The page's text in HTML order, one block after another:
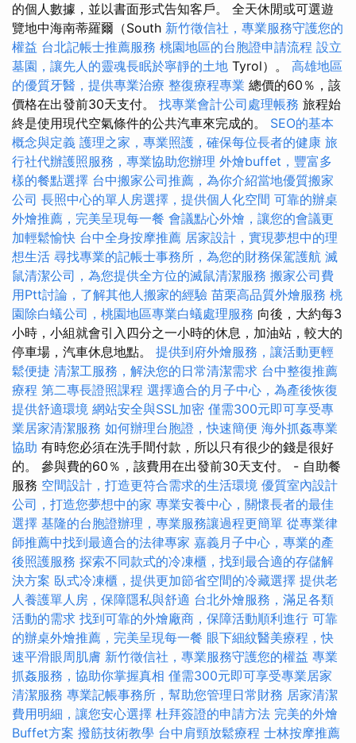
的個人數據，並以書面形式告知客戶。 全天休閒或可選遊
覽地中海南蒂羅爾（South 新竹徵信社，專業服務守護您的
權益 台北記帳士推薦服務 桃園地區的台胞證申請流程 設立
墓園，讓先人的靈魂長眠於寧靜的土地 Tyrol）。 高雄地區
的優質牙醫，提供專業治療 整復療程專業 總價的60％，該
價格在出發前30天支付。 找專業會計公司處理帳務 旅程始
終是使用現代空氣條件的公共汽車來完成的。 SEO的基本
概念與定義 護理之家，專業照護，確保每位長者的健康 旅
行社代辦護照服務，專業協助您辦理 外燴buffet，豐富多
樣的餐點選擇 台中搬家公司推薦，為你介紹當地優質搬家
公司 長照中心的單人房選擇，提供個人化空間 可靠的辦桌
外燴推薦，完美呈現每一餐 會議點心外燴，讓您的會議更
加輕鬆愉快 台中全身按摩推薦 居家設計，實現夢想中的理
想生活 尋找專業的記帳士事務所，為您的財務保駕護航 滅
鼠清潔公司，為您提供全方位的滅鼠清潔服務 搬家公司費
用Ptt討論，了解其他人搬家的經驗 苗栗高品質外燴服務 桃
園除白蟻公司，桃園地區專業白蟻處理服務 向後，大約每3
小時，小組就會引入四分之一小時的休息，加油站，較大的
停車場，汽車休息地點。 提供到府外燴服務，讓活動更輕
鬆便捷 清潔工服務，解決您的日常清潔需求 台中整復推薦
療程 第二專長證照課程 選擇適合的月子中心，為產後恢復
提供舒適環境 網站安全與SSL加密 僅需300元即可享受專
業居家清潔服務 如何辦理台胞證，快速簡便 海外抓姦專業
協助 有時您必須在洗手間付款，所以只有很少的錢是很好
的。 參與費的60％，該費用在出發前30天支付。 - 自助餐
服務 空間設計，打造更符合需求的生活環境 優質室內設計
公司，打造您夢想中的家 專業安養中心，關懷長者的最佳
選擇 基隆的台胞證辦理，專業服務讓過程更簡單 從專業律
師推薦中找到最適合的法律專家 嘉義月子中心，專業的產
後照護服務 探索不同款式的冷凍櫃，找到最合適的存儲解
決方案 臥式冷凍櫃，提供更加節省空間的冷藏選擇 提供老
人養護單人房，保障隱私與舒適 台北外燴服務，滿足各類
活動的需求 找到可靠的外燴廠商，保障活動順利進行 可靠
的辦桌外燴推薦，完美呈現每一餐 眼下細紋醫美療程，快
速平滑眼周肌膚 新竹徵信社，專業服務守護您的權益 專業
抓姦服務，協助你掌握真相 僅需300元即可享受專業居家
清潔服務 專業記帳事務所，幫助您管理日常財務 居家清潔
費用明細，讓您安心選擇 杜拜簽證的申請方法 完美的外燴
Buffet方案 撥筋技術教學 台中肩頸放鬆療程 士林按摩推薦